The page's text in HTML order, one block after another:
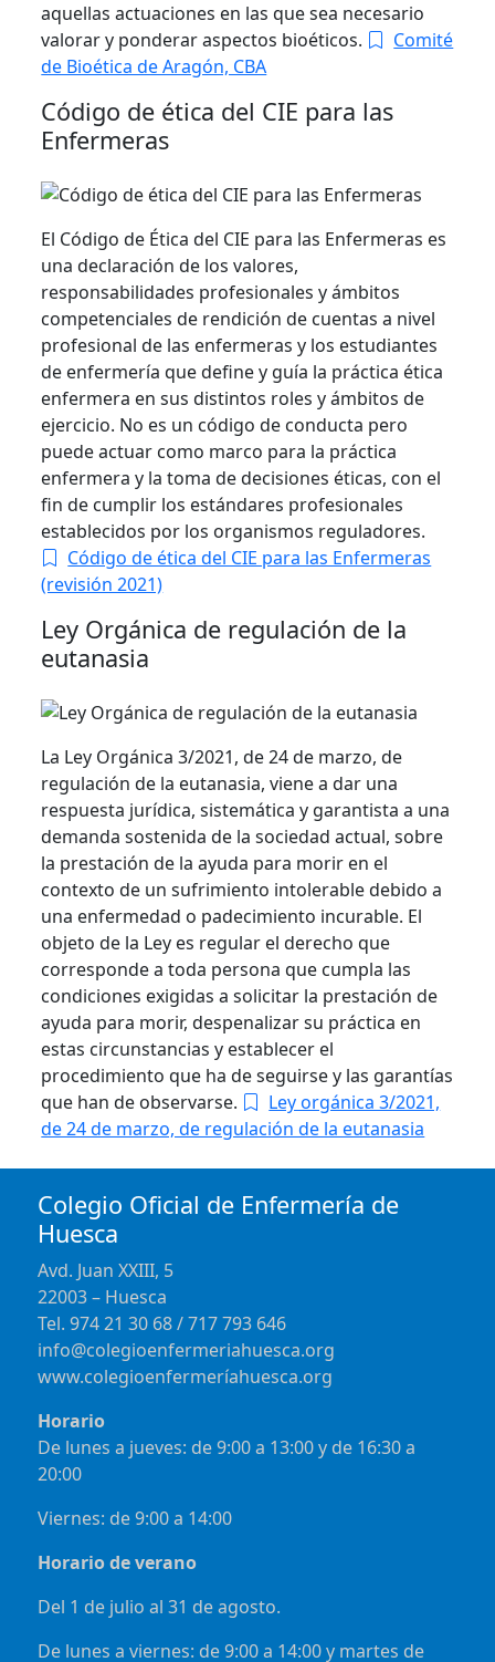
aquellas actuaciones en las que sea necesario
valorar y ponderar aspectos bioéticos.
Comité
de Bioética de Aragón, CBA
Código de ética del CIE para las
Enfermeras
El Código de Ética del CIE para las Enfermeras es
una declaración de los valores,
responsabilidades profesionales y ámbitos
competenciales de rendición de cuentas a nivel
profesional de las enfermeras y los estudiantes
de enfermería que define y guía la práctica ética
enfermera en sus distintos roles y ámbitos de
ejercicio. No es un código de conducta pero
puede actuar como marco para la práctica
enfermera y la toma de decisiones éticas, con el
fin de cumplir los estándares profesionales
establecidos por los organismos reguladores.
Código de ética del CIE para las Enfermeras
(revisión 2021)
Ley Orgánica de regulación de la
eutanasia
La Ley Orgánica 3/2021, de 24 de marzo, de
regulación de la eutanasia, viene a dar una
respuesta jurídica, sistemática y garantista a una
demanda sostenida de la sociedad actual, sobre
la prestación de la ayuda para morir en el
contexto de un sufrimiento intolerable debido a
una enfermedad o padecimiento incurable. El
objeto de la Ley es regular el derecho que
corresponde a toda persona que cumpla las
condiciones exigidas a solicitar la prestación de
ayuda para morir, despenalizar su práctica en
estas circunstancias y establecer el
procedimiento que ha de seguirse y las garantías
que han de observarse.
Ley orgánica 3/2021,
de 24 de marzo, de regulación de la eutanasia
Colegio Oficial de Enfermería de
Huesca
Avd. Juan XXIII, 5
22003 – Huesca
Tel. 974 21 30 68 / 717 793 646
info@colegioenfermeriahuesca.org
www.colegioenfermeríahuesca.org
Horario
De lunes a jueves: de 9:00 a 13:00 y de 16:30 a
20:00
Viernes: de 9:00 a 14:00
Horario de verano
Del 1 de julio al 31 de agosto.
De lunes a viernes: de 9:00 a 14:00 y martes de